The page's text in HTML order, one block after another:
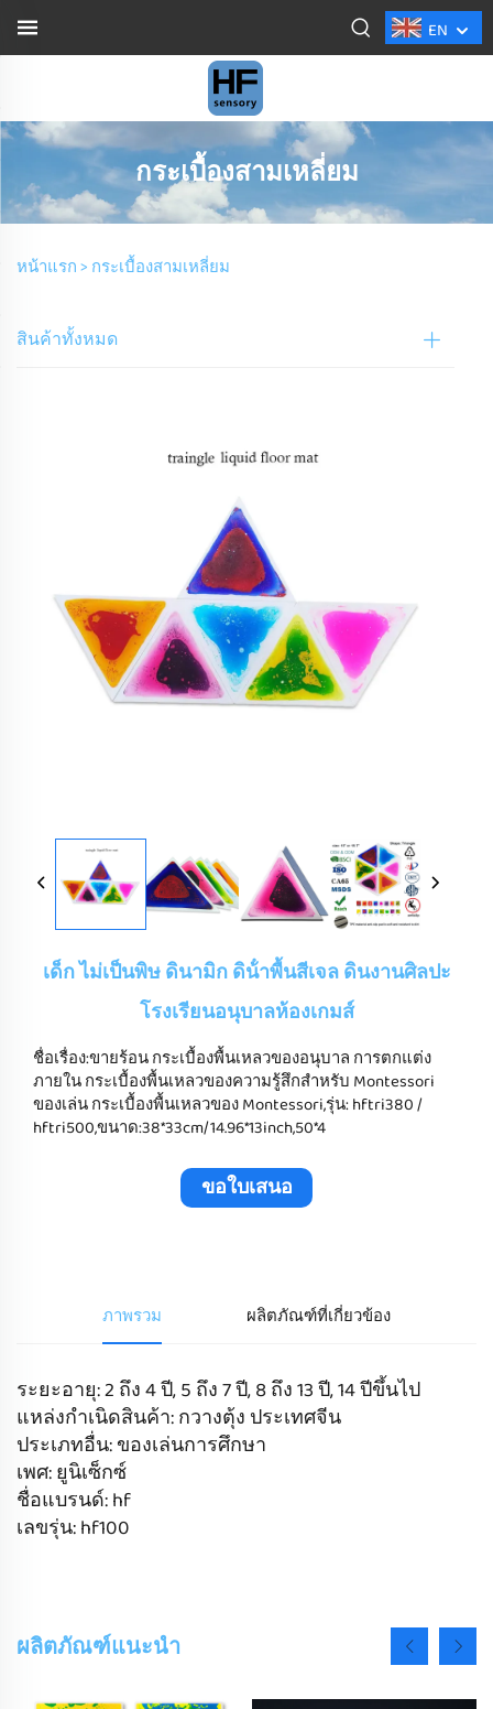
EN
กระเบื้องสามเหลี่ยม
หน้าแรก > กระเบื้องสามเหลี่ยม
สินค้าทั้งหมด
เด็ก ไม่เป็นพิษ ดินามิก ดิน้ําพื้นสีเจล ดินงานศิลปะ
โรงเรียนอนุบาลห้องเกมส์
ชื่อเรื่อง:ขายร้อน กระเบื้องพื้นเหลวของอนุบาล การตกแต่ง
ภายใน กระเบื้องพื้นเหลวของความรู้สึกสําหรับ Montessori
ของเล่น กระเบื้องพื้นเหลวของ Montessori,รุ่น: hftri380 /
hftri500,ขนาด:38*33cm/14.96*13inch,50*4
ขอใบเสนอ
ภาพรวม ผลิตภัณฑ์ที่เกี่ยวข้อง
ระยะอายุ: 2 ถึง 4 ปี, 5 ถึง 7 ปี, 8 ถึง 13 ปี, 14 ปีขึ้นไป
แหล่งกำเนิดสินค้า: กวางตุ้ง ประเทศจีน
ประเภทอื่น: ของเล่นการศึกษา
เพศ: ยูนิเซ็กซ์
ชื่อแบรนด์: hf
เลขรุ่น: hf100
ผลิตภัณฑ์แนะนำ